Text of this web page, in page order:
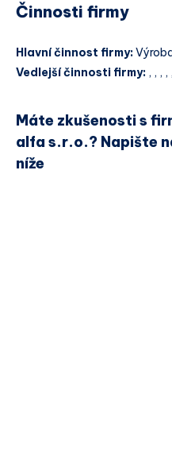
Činnosti firmy
Hlavní činnost firmy:
Vedlejší činnosti firmy: , , , , ,
Máte zkušenosti s
alfa s.r.o.? Napište
níže